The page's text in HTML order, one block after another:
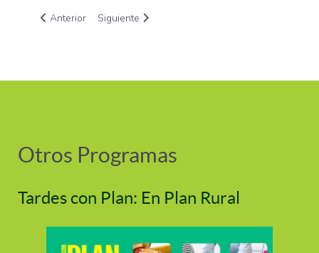
Artículo anterior: Investigación científico - técnica de carácter
Anterior Artículo siguiente: Atención integral a personas
Siguiente
Otros Programas
Tardes con Plan: En Plan Rural